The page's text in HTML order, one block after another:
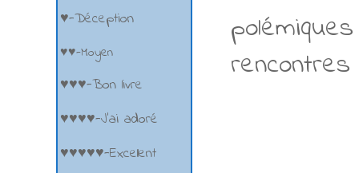
♥-Déception
♥♥-Moyen
♥♥♥-Bon livre
♥♥♥♥-J'ai adoré
♥♥♥♥♥-Excellent